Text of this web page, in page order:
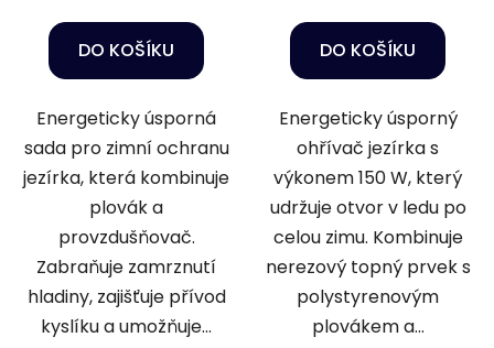
DO KOŠÍKU
Energeticky úsporná
sada pro zimní ochranu
jezírka, která kombinuje
plovák a
provzdušňovač.
Zabraňuje zamrznutí
hladiny, zajišťuje přívod
kyslíku a umožňuje...
DO KOŠÍKU
Energeticky úsporný
ohřívač jezírka s
výkonem 150 W, který
udržuje otvor v ledu po
celou zimu. Kombinuje
nerezový topný prvek s
polystyrenovým
plovákem a...